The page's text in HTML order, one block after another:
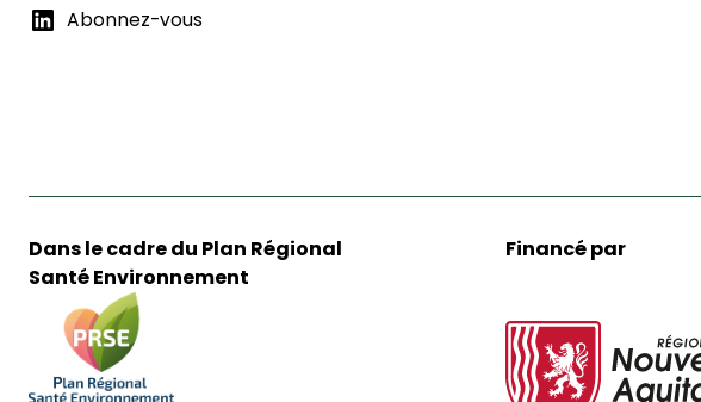
Abonnez-vous
Dans le cadre du Plan Régional
Santé Environnement
Financé par